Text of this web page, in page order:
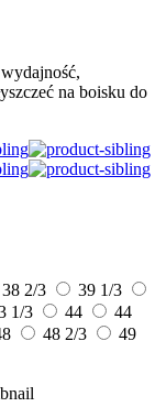
na boisku do
38 2/3
39 1/3
1/3 44
44
48 2/3
49